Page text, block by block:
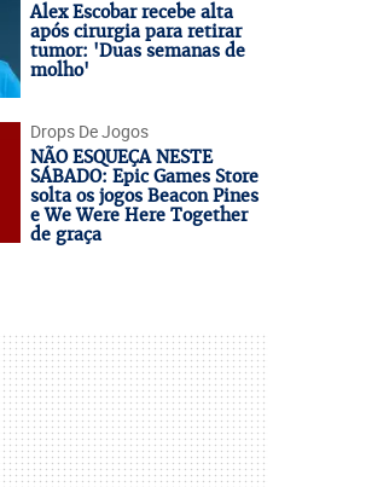
Alex Escobar recebe alta
após cirurgia para retirar
tumor: 'Duas semanas de
molho'
Drops De Jogos
NÃO ESQUEÇA NESTE
SÁBADO: Epic Games Store
solta os jogos Beacon Pines
e We Were Here Together
de graça